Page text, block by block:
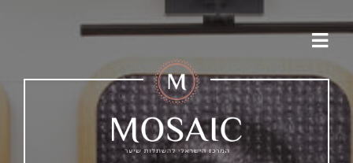
לתוכן
Toggle
Navigation
על המרכז
שרותי המרכז